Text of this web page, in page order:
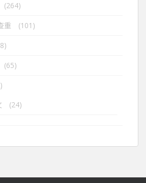
(264)
重 (101)
(65)
(24)